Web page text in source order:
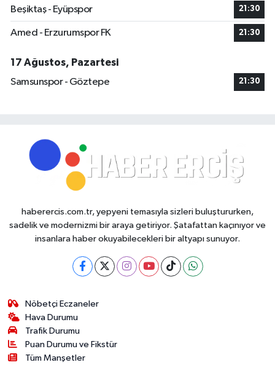
Beşiktaş - Eyüpspor 21:30
Amed - Erzurumspor FK 21:30
17 Ağustos, Pazartesi
Samsunspor - Göztepe
21:30
haberercis.com.tr, yepyeni temasıyla sizleri buluştururken,
sadelik ve modernizmi bir araya getiriyor. Şatafattan kaçınıyor ve
insanlara haber okuyabilecekleri bir altyapı sunuyor.
Nöbetçi Eczaneler
Hava Durumu
Trafik Durumu
Puan Durumu ve Fikstür
Tüm Manşetler